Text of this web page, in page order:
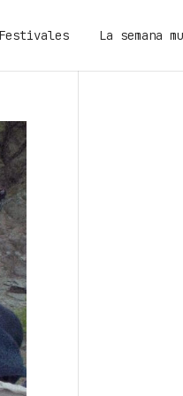
La semana